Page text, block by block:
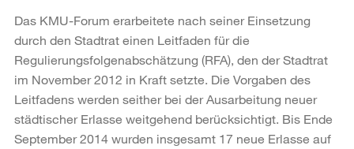
Das KMU-Forum erarbeitete nach seiner Einsetzung
durch den Stadtrat einen Leitfaden für die
Regulierungsfolgenabschätzung (RFA), den der Stadtrat
im November 2012 in Kraft setzte. Die Vorgaben des
Leitfadens werden seither bei der Ausarbeitung neuer
städtischer Erlasse weitgehend berücksichtigt. Bis Ende
September 2014 wurden insgesamt 17 neue Erlasse auf